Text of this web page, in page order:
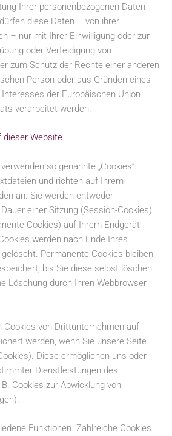
Ihrer personenbezogenen Daten
diese Daten – von ihrer
– nur mit Ihrer Einwilligung oder zur
oder Verteidigung von
zum Schutz der Rechte einer anderen
Person oder aus Gründen eines
der Europäischen Union
verarbeitet werden.
dieser Website
so genannte „Cookies“.
und richten auf Ihrem
an. Sie werden entweder
einer Sitzung (Session-Cookies)
Cookies) auf Ihrem Endgerät
werden nach Ende Ihres
Permanente Cookies bleiben
bis Sie diese selbst löschen
Löschung durch Ihren Webbrowser
Cookies von Drittunternehmen auf
werden, wenn Sie unsere Seite
Diese ermöglichen uns oder
Dienstleistungen des
Cookies zur Abwicklung von
Funktionen. Zahlreiche Cookies